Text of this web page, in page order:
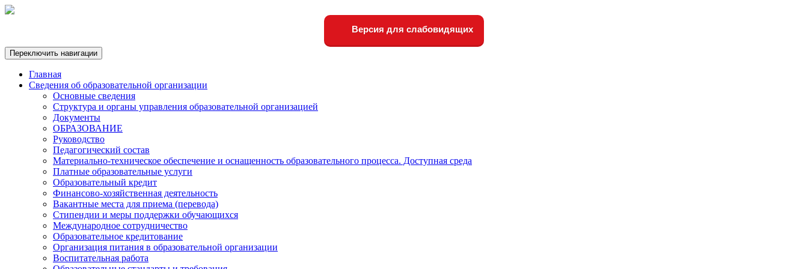
Версия для слабовидящих
Переключить навигации
Главная
Сведения об образовательной организации
Основные сведения
Структура и органы управления образовательной организацией
Документы
ОБРАЗОВАНИЕ
Руководство
Педагогический состав
Материально-техническое обеспечение и оснащенность образовательного процесса. Доступная среда
Платные образовательные услуги
Образовательный кредит
Финансово-хозяйственная деятельность
Вакантные места для приема (перевода)
Стипендии и меры поддержки обучающихся
Международное сотрудничество
Образовательное кредитование
Организация питания в образовательной организации
Воспитательная работа